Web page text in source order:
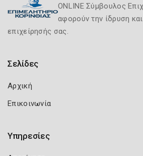
ONLINE Σύμβουλος
αφορούν την ίδρυση
επιχείρησής σας.
Σελίδες
Αρχική
Επικοινωνία
Υπηρεσίες